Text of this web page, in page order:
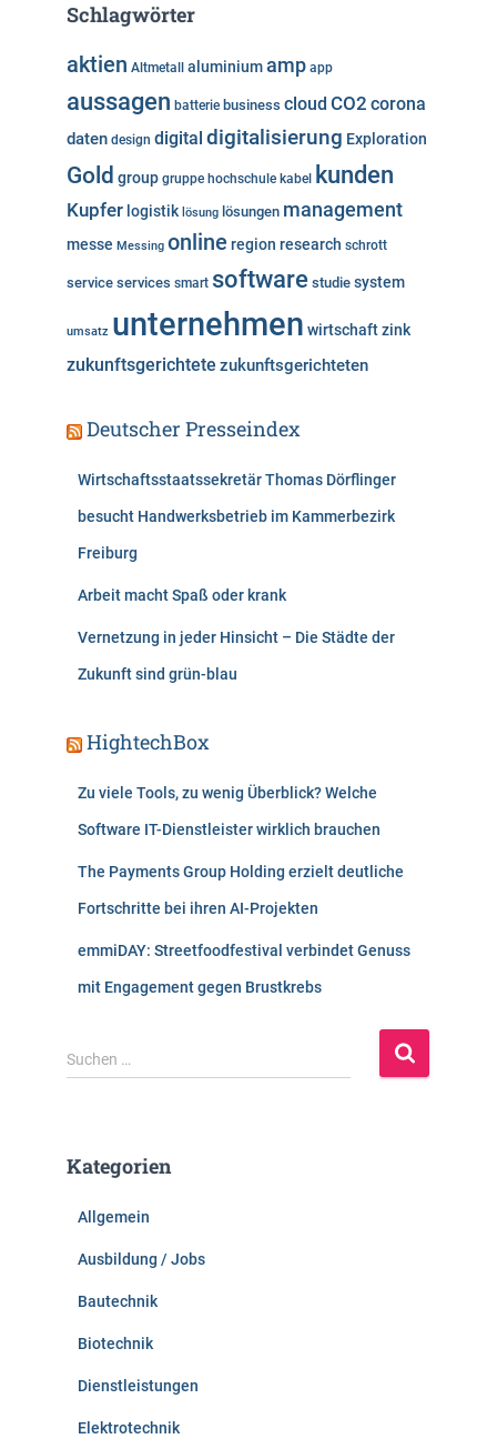
g
r
i
n
Schlagwörter
aktien Altmetall aluminiumamp app
aussagen batterie business cloud CO2 corona
daten design digital digitalisierung Exploration
Gold group gruppe hochschule kabel kunden
Kupfer logistik lösung lösungen management
messe Messing online region research schrott
service services smart software studie system
umsatz unternehmen wirtschaftzink
zukunftsgerichtete zukunftsgerichteten
Deutscher Presseindex
Wirtschaftsstaatssekretär Thomas Dörflinger
besucht Handwerksbetrieb im Kammerbezirk
Freiburg
Arbeit macht Spaß oder krank
Vernetzung in jeder Hinsicht – Die Städte der
Zukunft sind grün-blau
HightechBox
Zu viele Tools, zu wenig Überblick? Welche
Software IT-Dienstleister wirklich brauchen
The Payments Group Holding erzielt deutliche
Fortschritte bei ihren AI-Projekten
emmiDAY: Streetfoodfestival verbindet Genuss
mit Engagement gegen Brustkrebs
S
u
n
Suchen …
Kategorien
Allgemein
Ausbildung / Jobs
Bautechnik
Biotechnik
Dienstleistungen
Elektrotechnik